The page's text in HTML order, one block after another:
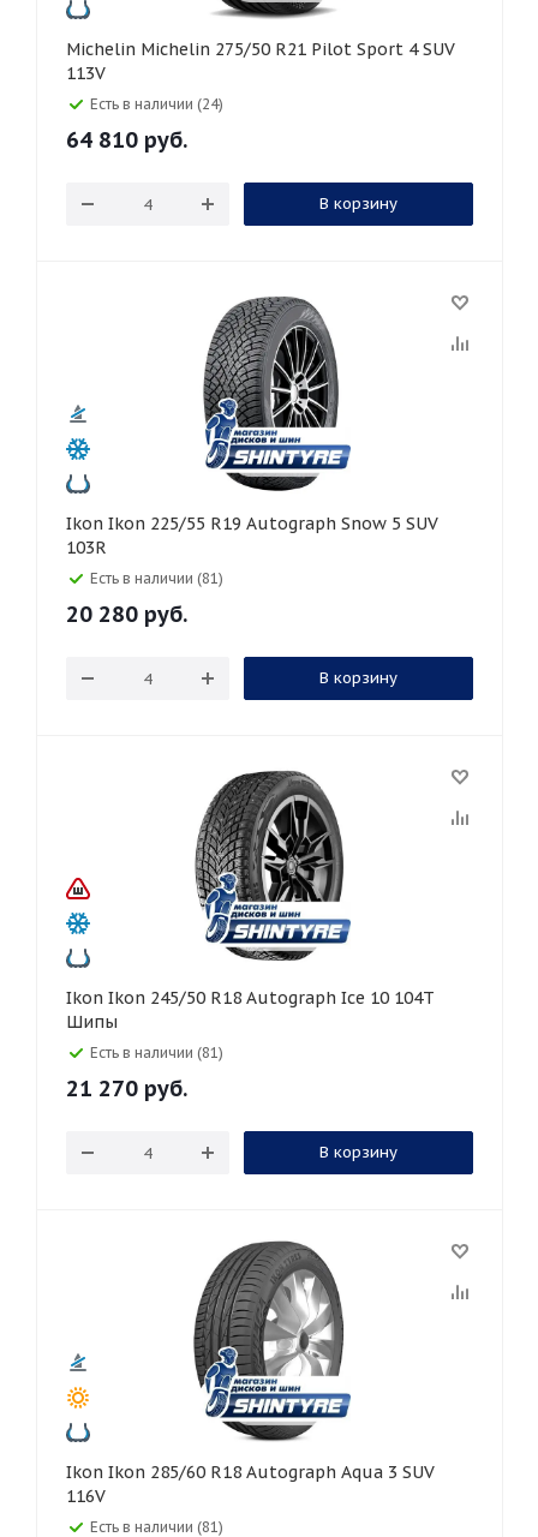
Michelin Michelin 275/50 R21 Pilot Sport 4 SUV
113V
Есть в наличии (24)
64 810 руб.
В корзину
Ikon Ikon 225/55 R19 Autograph Snow 5 SUV
103R
Есть в наличии (81)
20 280 руб.
В корзину
Ikon Ikon 245/50 R18 Autograph Ice 10 104T
Шипы
Есть в наличии (81)
21 270 руб.
В корзину
Ikon Ikon 285/60 R18 Autograph Aqua 3 SUV
116V
Есть в наличии (81)